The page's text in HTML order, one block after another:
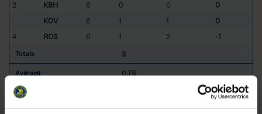
2
KBH 6 0 0
0
KOV
6 1 1
0
4
ROS 6 1 2 -1
Totals 3
Average 0.75
Sorted by higher
KBH- KB65 HK KOV- Kovlands IshF